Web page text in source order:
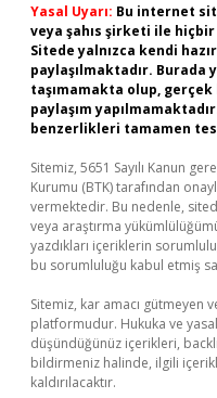
Yasal Uyarı: Bu internet
veya şahıs şirketi ile
Sitede yalnızca kendi
paylaşılmaktadır.
taşımamakta olup,
paylaşım
benzerlikleri tamamen
Sitemiz, 5651 Sayılı Kanun
Kurumu (BTK) tarafından
vermektedir. Bu nedenle,
veya araştırma
yazdıkları içeriklerin
bu sorumluluğu kabul etmiş
Sitemiz, kar amacı gütmeyen
platformudur. Hukuka ve
düşündüğünüz içerikleri,
bildirmeniz halinde, ilgili
kaldırılacaktır.